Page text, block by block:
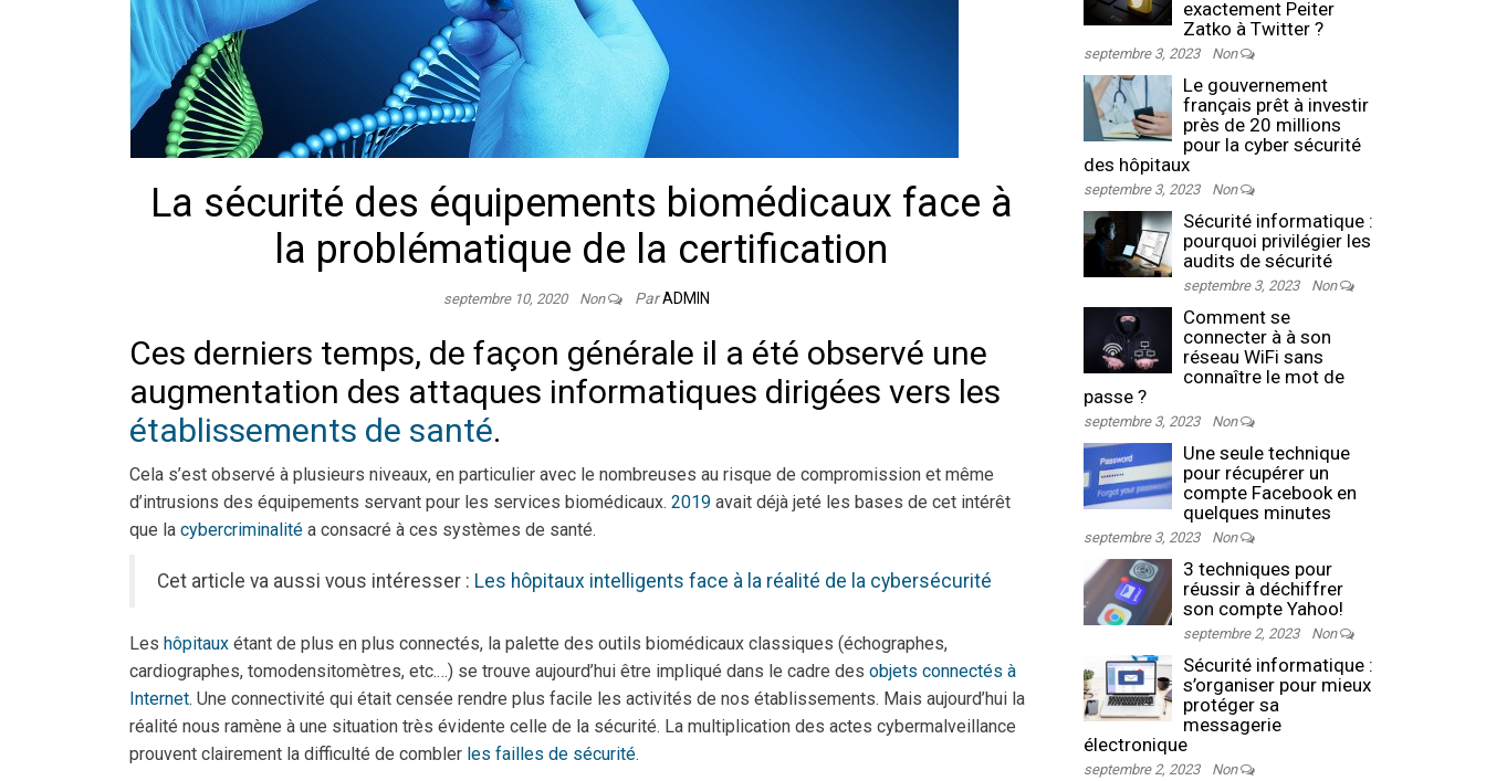
La sécurité des équipements biomédicaux face à
la problématique de la certification
septembre 10, 2020 Non ParADMIN
Ces derniers temps, de façon générale il a été observé une
augmentation des attaques informatiques dirigées vers les
établissements de santé.
Cela s’est observé à plusieurs niveaux, en particulier avec le nombreuses au risque de compromission et même
d’intrusions des équipements servant pour les services biomédicaux. 2019 avait déjà jeté les bases de cet intérêt
que la cybercriminalité a consacré à ces systèmes de santé.
Cet article va aussi vous intéresser : Les hôpitaux intelligents face à la réalité de la cybersécurité
Les hôpitaux étant de plus en plus connectés, la palette des outils biomédicaux classiques (échographes,
cardiographes, tomodensitomètres, etc.…) se trouve aujourd’hui être impliqué dans le cadre des objets connectés à
Internet. Une connectivité qui était censée rendre plus facile les activités de nos établissements. Mais aujourd’hui la
réalité nous ramène à une situation très évidente celle de la sécurité. La multiplication des actes cybermalveillance
prouvent clairement la difficulté de combler les failles de sécurité.
exactement Peiter
Zatko à Twitter ?
septembre 3, 2023 Non
Le gouvernement
français prêt à investir
près de 20 millions
pour la cyber sécurité
des hôpitaux
septembre 3, 2023 Non
Sécurité informatique :
pourquoi privilégier les
audits de sécurité
septembre 3, 2023 Non
Comment se
connecter à à son
réseau WiFi sans
connaître le mot de
passe ?
septembre 3, 2023 Non
Une seule technique
pour récupérer un
compte Facebook en
quelques minutes
septembre 3, 2023 Non
3 techniques pour
réussir à déchiffrer
son compte Yahoo!
septembre 2, 2023 Non
Sécurité informatique :
s’organiser pour mieux
protéger sa
messagerie
électronique
septembre 2, 2023 Non